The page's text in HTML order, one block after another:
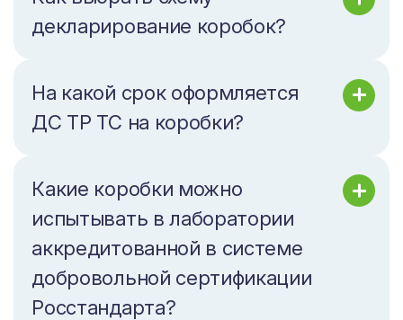
декларирование коробок?
На какой срок оформляется
ДС ТР ТС на коробки?
Какие коробки можно
испытывать в лаборатории
аккредитованной в системе
добровольной сертификации
Росстандарта?